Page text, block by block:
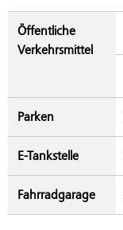
Öffentliche
Verkehrsmittel
Parken
E-Tankstelle
Fahrradgarage